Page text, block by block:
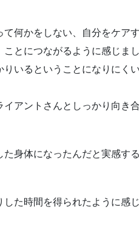
何かをしない、自分をケア
とにつながるように感じまし
いるということになりにく
アントさんとしっかり向き
身体になったんだと実感す
た時間を得られたように感じ